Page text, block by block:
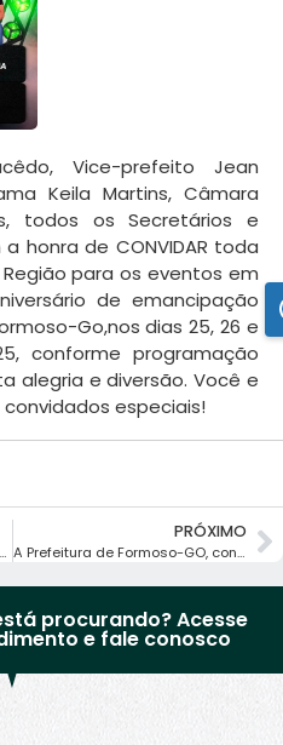
Vice-prefeito Jean
Keila Martins, Câmara
todos os Secretários e
honra de CONVIDAR toda
para os eventos em
de emancipação
Go,nos dias 25, 26 e
conforme programação
alegria e diversão. Você e
especiais!
Formoso – CBMGO abre inscrições para oPrograma Bombeiro Mirim 2025
PRÓXIMO
A Prefeitura de Formoso-GO, convidar a participarem da tradicional Cavalgada do município.
procurando? Acesse
e fale conosco